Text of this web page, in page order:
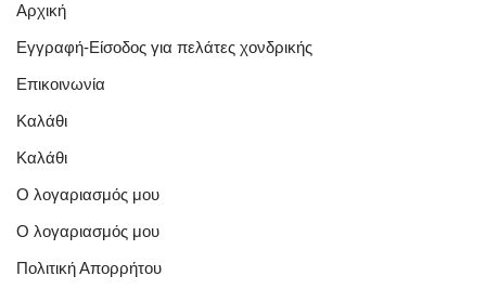
Αρχική
Εγγραφή-Είσοδος για πελάτες χονδρικής
Επικοινωνία
Καλάθι
Καλάθι
Ο λογαριασμός μου
Ο λογαριασμός μου
Πολιτική Απορρήτου